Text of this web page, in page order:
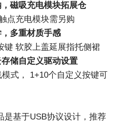
，磁吸充电模块拓展仓
点充电模块需另购
，多重材质手感
键 软胶上盖延展指托侧裙
存储自定义驱动设置
式， 1+10个自定义按键可
是基于USB协议设计，推荐